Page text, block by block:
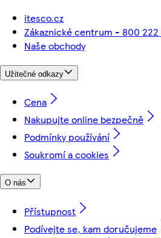
itesco.cz
Zákaznické centrum - 800 222
Naše obchody
Užitečné odkazy
Cena
Nakupujte online bezpečně
Podmínky používání
Soukromí a cookies
O nás
Přístupnost
Podívejte se, kam doručujeme